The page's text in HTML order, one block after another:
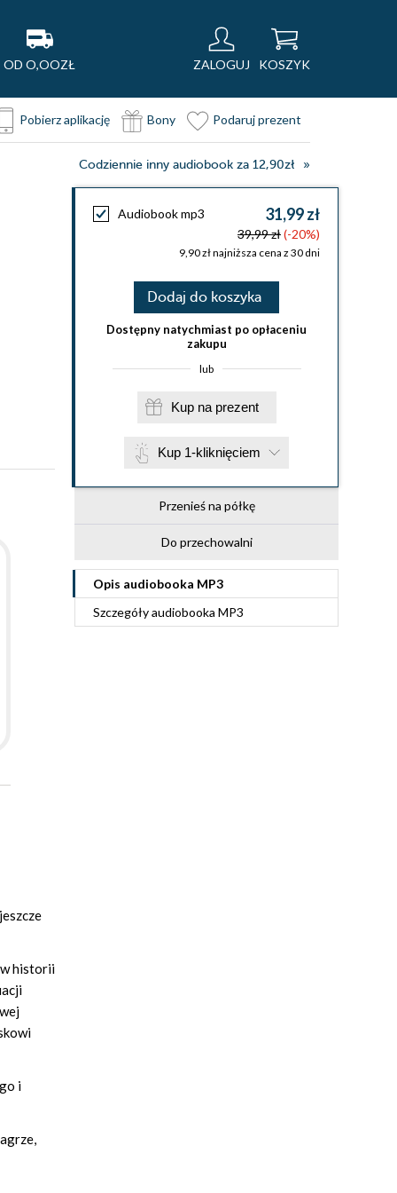
OD O,OOZŁ ZALOGUJ KOSZYK
Pobierz aplikację Bony Podaruj prezent
Codziennie inny audiobook za 12,90zł
Audiobook mp3 31,99 zł
39,99 zł(-20%)
9,90 zł najniższa cena z 30 dni
Dodaj do koszyka
Dostępny natychmiast po opłaceniu
zakupu
lub
Kup na prezent
Kup 1-kliknięciem
Przenieś na półkę
Do przechowalni
Opis audiobooka MP3
Szczegółyaudiobooka MP3
w historii
i